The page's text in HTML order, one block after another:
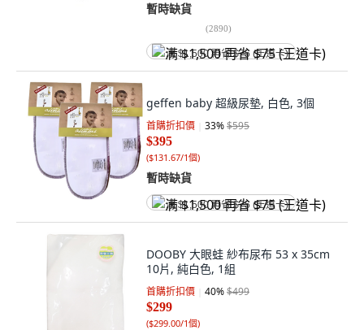
暫時缺貨
(2890)
满 $1,500 再省 $75 (王道卡)
geffen baby 超級尿墊, 白色, 3個
首購折扣價 33%$595
$395
($131.67/1個)
暫時缺貨
满 $1,500 再省 $75 (王道卡)
DOOBY 大眼蛙 紗布尿布 53 x 35cm
10片, 純白色, 1組
首購折扣價 40%$499
$299
($299.00/1個)